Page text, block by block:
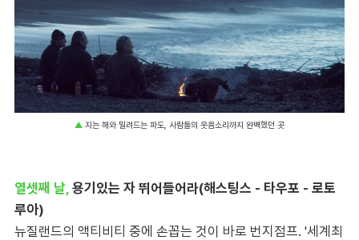
▲ 지는 해와 밀려드는 파도, 사람들의 웃음소리까지 완벽했던 곳
열셋째 날, 용기있는 자 뛰어들어라(해스팅스 - 타우포 - 로토
루아)
뉴질랜드의 액티비티 중에 손꼽는 것이 바로 번지점프. '세계최